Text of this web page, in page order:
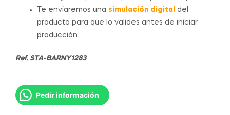
Te enviaremos una simulación digital del
producto para que lo valides antes de iniciar
producción.
Ref. STA-BARNY1283
Pedir información